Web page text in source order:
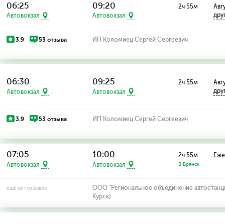
06:25
Автовокзал
09:20
Автовокзал
2ч 55м
3.9 53 отзыва ИП Коломиец Сергей Сергеевич
06:30
Автовокзал
09:25
Автовокзал
2ч 55м
3.9 53 отзыва ИП Коломиец Сергей Сергеевич
07:05
Автовокзал
10:00
Автовокзал
2ч 55м
В Брянск
ещё нет отзывов
ООО "Региональное объединение
Курск)